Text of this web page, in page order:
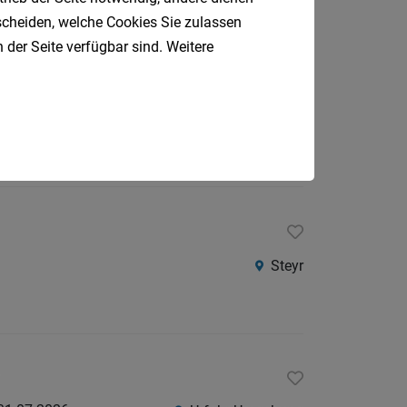
Steyr
welche Cookies Sie zulassen
Seite verfügbar sind. Weitere